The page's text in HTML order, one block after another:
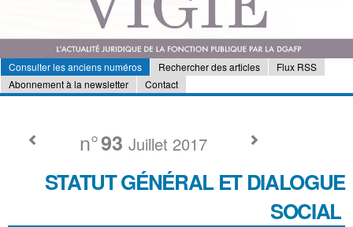
Consulter les anciens numéros Rechercher des articles
Flux RSS
Abonnement à la newsletter
Contact
n°93 Juillet 2017
STATUT GÉNÉRAL ET DIALOGUE
SOCIAL